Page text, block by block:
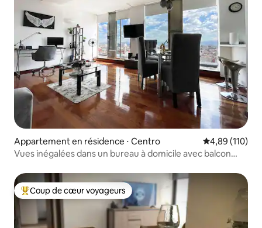
Appartement en résidence ⋅ Centro Évaluation
4,89 (110)
Vues inégalées dans un bureau à domicile avec balcon
Coups de cœur voyageurs les plus appréciés
Coup de cœur voyageurs